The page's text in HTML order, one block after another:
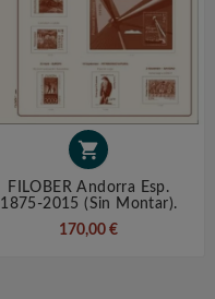

FILOBER Andorra Esp.
1875-2015 (sin Montar).
170,00 €